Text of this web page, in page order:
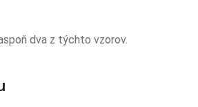
dva z týchto vzorov.